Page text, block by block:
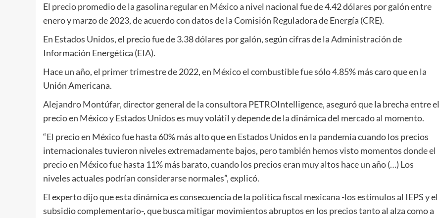
El precio promedio de la gasolina regular en México a nivel nacional fue de 4.42 dólares por galón entre
enero y marzo de 2023, de acuerdo con datos de la Comisión Reguladora de Energía (CRE).
En Estados Unidos, el precio fue de 3.38 dólares por galón, según cifras de la Administración de
Información Energética (EIA).
Hace un año, el primer trimestre de 2022, en México el combustible fue sólo 4.85% más caro que en la
Unión Americana.
Alejandro Montúfar, director general de la consultora PETROIntelligence, aseguró que la brecha entre el
precio en México y Estados Unidos es muy volátil y depende de la dinámica del mercado al momento.
“El precio en México fue hasta 60% más alto que en Estados Unidos en la pandemia cuando los precios
internacionales tuvieron niveles extremadamente bajos, pero también hemos visto momentos donde el
precio en México fue hasta 11% más barato, cuando los precios eran muy altos hace un año (…) Los
niveles actuales podrían considerarse normales”, explicó.
El experto dijo que esta dinámica es consecuencia de la política fiscal mexicana -los estímulos al IEPS y el
subsidio complementario-, que busca mitigar movimientos abruptos en los precios tanto al alza como a